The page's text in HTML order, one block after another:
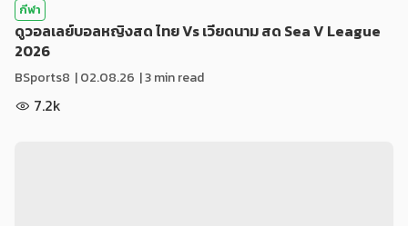
กีฬา
ดูวอลเลย์บอลหญิงสด ไทย Vs เวียดนาม สด Sea V League
2026
BSports8 |02.08.26 | 3 min read
7.2k